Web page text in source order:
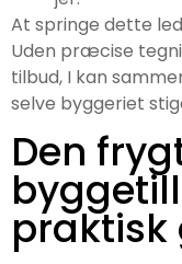
At springe dette
Uden præcise
tilbud, I kan
selve byggeriet
Den
praktisk